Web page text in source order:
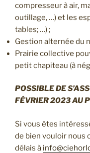
compresseur à air,
outillage, …) et les
tables; …) ;
Gestion alternée du
Prairie collective
petit chapiteau (à
POSSIBLE DE
FÉVRIER 2023 AU
Si vous êtes
de bien vouloir nous
délais à